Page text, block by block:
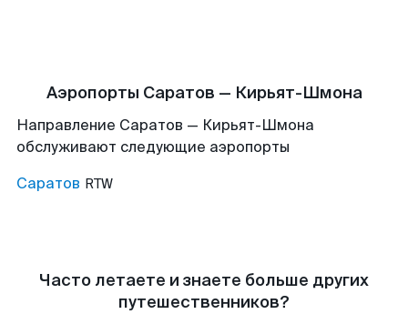
Аэропорты Саратов — Кирьят-Шмона
Направление Саратов — Кирьят-Шмона
обслуживают следующие аэропорты
Саратов RTW
Часто летаете и знаете больше других
путешественников?